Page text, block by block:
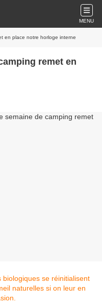
MENU
en place notre horloge interne
remet en